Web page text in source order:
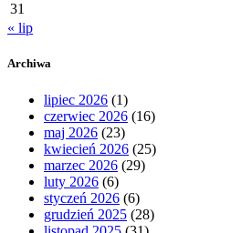
31
« lip
Archiwa
lipiec 2026 (1)
czerwiec 2026 (16)
maj 2026 (23)
kwiecień 2026 (25)
marzec 2026 (29)
luty 2026 (6)
styczeń 2026 (6)
grudzień 2025 (28)